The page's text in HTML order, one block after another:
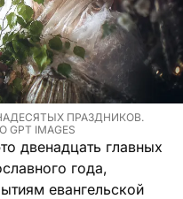
ПРАЗДНИКОВ.
IMAGES
двенадцать главных
года,
евангельской